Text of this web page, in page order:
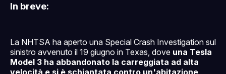
In breve:
La NHTSA ha aperto una Special Crash Investigation sul
sinistro avvenuto il 19 giugno in Texas, dove una Tesla
Model 3 ha abbandonato la carreggiata ad alta